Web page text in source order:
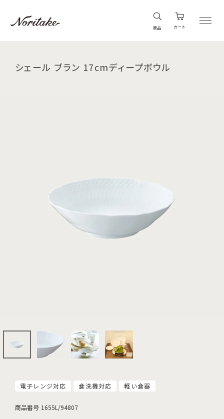
商品 カート
シェール ブラン 17cmディープボウル
電子レンジ対応 食洗機対応 軽い食器
商品番号 1655L/94807